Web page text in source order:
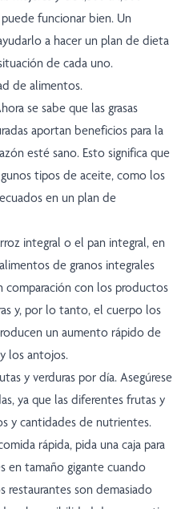
funcionar bien. Un
a hacer un plan de dieta
de cada uno.
de alimentos.
se sabe que las grasas
aportan beneficios para la
esté sano. Esto significa que
tipos de aceite, como los
en un plan de
integral o el pan integral, en
de granos integrales
con los productos
y, por lo tanto, el cuerpo los
un aumento rápido de
los antojos.
y verduras por día. Asegúrese
ya que las diferentes frutas y
y cantidades de nutrientes.
rápida, pida una caja para
en tamaño gigante cuando
restaurantes son demasiado